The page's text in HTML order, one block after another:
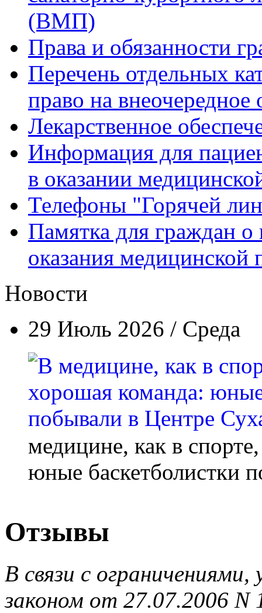
(ВМП)
Права и обязанности
Перечень отдельных
право на
Лекарственное
Информация для
в оказании
Телефоны "Горячей
Памятка для граждан о
оказания
Новости
29 Июль 2026 / Среда
медицине, как в
юные баскетболистки
Отзывы
В связи с
законом от 27.07.2006